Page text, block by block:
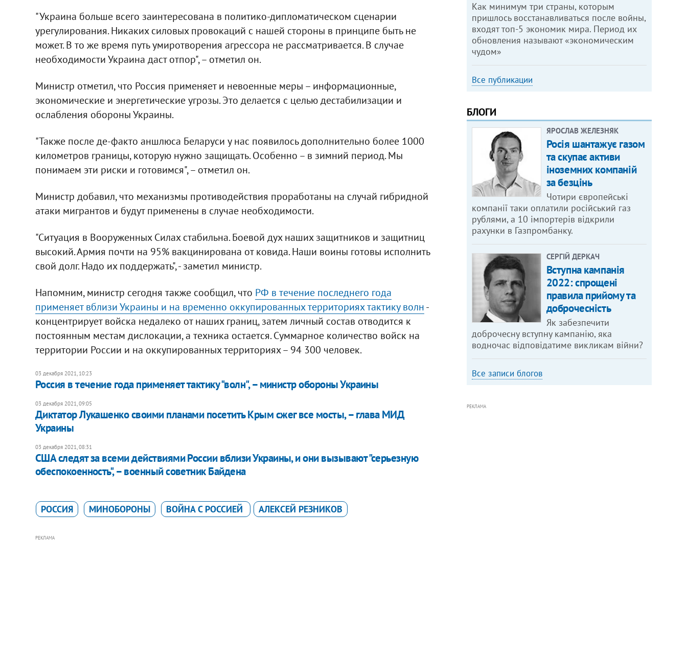
"Украина больше всего заинтересована в политико-дипломатическом сценарии
урегулирования. Никаких силовых провокаций с нашей стороны в принципе быть не
может. В то же время путь умиротворения агрессора не рассматривается. В случае
необходимости Украина даст отпор", – отметил он.
Министр отметил, что Россия применяет и невоенные меры – информационные,
экономические и энергетические угрозы. Это делается с целью дестабилизации и
ослабления обороны Украины.
"Также после де-факто аншлюса Беларуси у нас появилось дополнительно более 1000
километров границы, которую нужно защищать. Особенно – в зимний период. Мы
понимаем эти риски и готовимся", – отметил он.
Министр добавил, что механизмы противодействия проработаны на случай гибридной
атаки мигрантов и будут применены в случае необходимости.
"Ситуация в Вооруженных Силах стабильна. Боевой дух наших защитников и защитниц
высокий. Армия почти на 95% вакцинирована от ковида. Наши воины готовы исполнить
свой долг. Надо их поддержать", - заметил министр.
Напомним, министр сегодня также сообщил, что РФ в течение последнего года
применяет вблизи Украины и на временно оккупированных территориях тактику волн-
концентрирует войска недалеко от наших границ, затем личный состав отводится к
постоянным местам дислокации, а техника остается. Суммарное количество войск на
территории России и на оккупированных территориях – 94 300 человек.
03 декабря 2021, 10:23
Россия в течение года применяет тактику "волн", – министр обороны Украины
03 декабря 2021, 09:05
Диктатор Лукашенко своими планами посетить Крым сжег все мосты, – глава МИД
Украины
03 декабря 2021, 08:31
США следят за всеми действиями России вблизи Украины, и они вызывают "серьезную
обеспокоенность", – военный советник Байдена
РОССИЯ МИНОБОРОНЫ ВОЙНА С РОССИЕЙ АЛЕКСЕЙ РЕЗНИКОВ
РЕКЛАМА
Как минимум три страны, которым
пришлось восстанавливаться после войны,
входят топ-5 экономик мира. Период их
обновления называют «экономическим
чудом»
Все публикации
БЛОГИ
ЯРОСЛАВ ЖЕЛЕЗНЯК
Росія шантажує газом
та скупає активи
іноземних компаній
за безцінь
Чотири європейські
компанії таки оплатили російський газ
рублями, а 10 імпортерів відкрили
рахунки в Газпромбанку.
СЕРГІЙ ДЕРКАЧ
Вступна кампанія
2022: спрощені
правила прийому та
доброчесність
Як забезпечити
доброчесну вступну кампанію, яка
водночас відповідатиме викликам війни?
Все записи блогов
РЕКЛАМА